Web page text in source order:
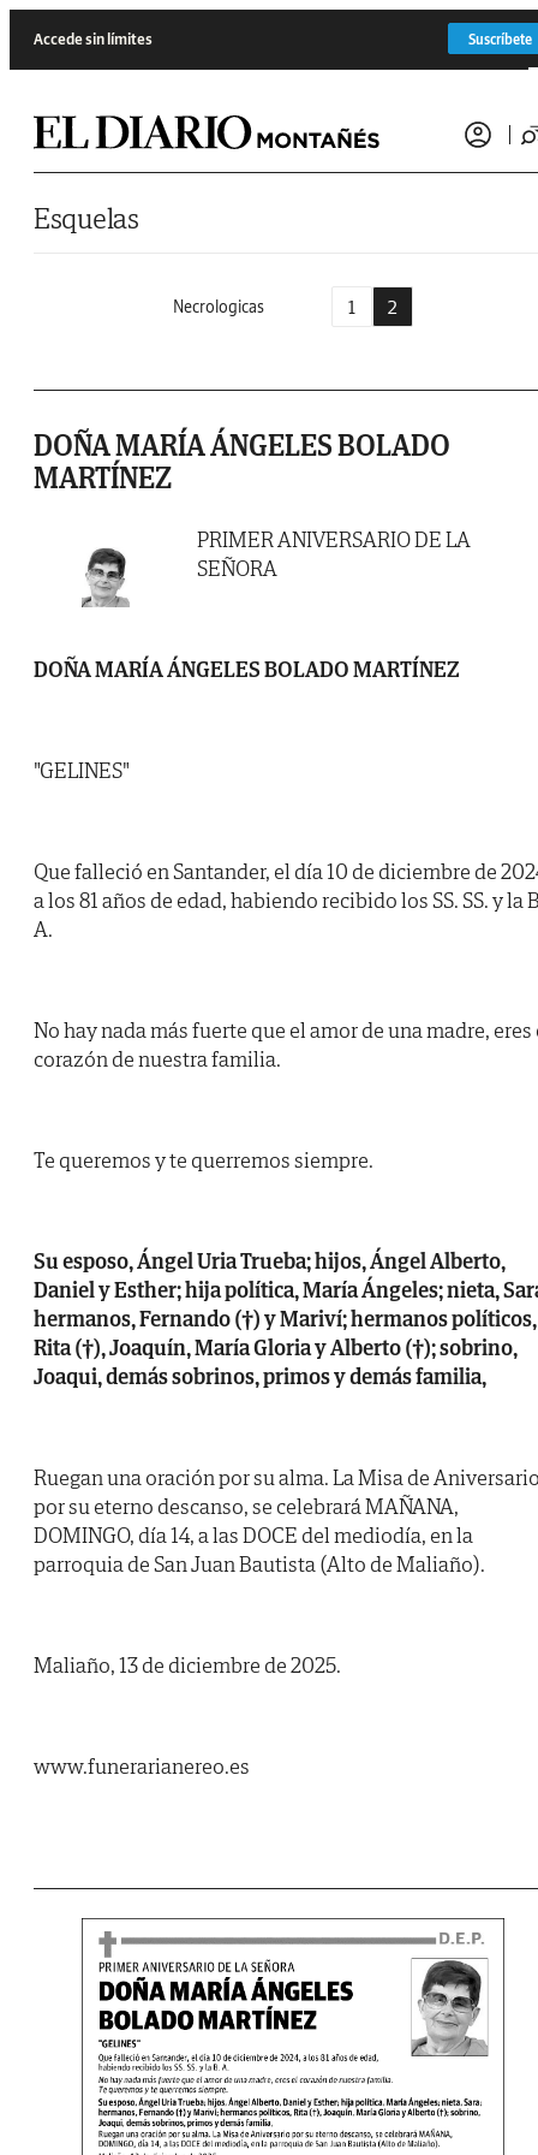
Accede sin límites Suscríbete
Esquelas
Necrologicas 1 2
DOÑA MARÍA ÁNGELES BOLADO
MARTÍNEZ
PRIMER ANIVERSARIO DE LA
SEÑORA
DOÑA MARÍA ÁNGELES BOLADO MARTÍNEZ
"GELINES"
Que falleció en Santander, el día 10 de diciembre de
a los 81 años de edad, habiendo recibido los SS. SS. y la
A.
No hay nada más fuerte que el amor de una madre, eres
corazón de nuestra familia.
Te queremos y te querremos siempre.
Su esposo, Ángel Uria Trueba; hijos, Ángel Alberto,
Daniel y Esther; hija política, María Ángeles; nieta,
hermanos, Fernando (†) y Mariví; hermanos políticos,
Rita (†), Joaquín, María Gloria y Alberto (†); sobrino,
Joaqui, demás sobrinos, primos y demás familia,
Ruegan una oración por su alma. La Misa de
por su eterno descanso, se celebrará MAÑANA,
DOMINGO, día 14, a las DOCE del mediodía, en la
parroquia de San Juan Bautista (Alto de Maliaño).
Maliaño, 13 de diciembre de 2025.
www.funerarianereo.es